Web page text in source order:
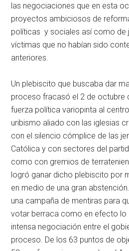
las negociaciones que en esta
proyectos ambiciosos de
políticas y sociales así como de
víctimas que no habían sido
anteriores.
Un plebiscito que buscaba dar
proceso fracasó el 2 de octubre
fuerza política variopinta al
uribismo aliado con las iglesias
con el silencio cómplice de las
Católica y con sectores del
como con gremios de
logró ganar dicho plebiscito por
en medio de una gran
una campaña de mentiras para
votar berraca como en efecto lo
intensa negociación entre el
proceso. De los 63 puntos de